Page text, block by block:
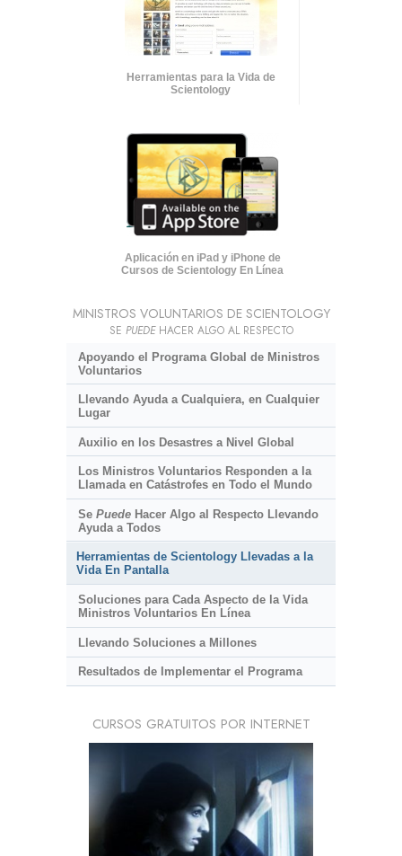
Herramientas para la Vida de
Scientology
Aplicación en iPad y iPhone de
Cursos de Scientology En Línea
MINISTROS VOLUNTARIOS DE SCIENTOLOGY
SE PUEDEHACER ALGO AL RESPECTO
Apoyando el Programa Global de Ministros
Voluntarios
Llevando Ayuda a Cualquiera, en Cualquier
Lugar
Auxilio en los Desastres a Nivel Global
Los Ministros Voluntarios Responden a la
Llamada en Catástrofes en Todo el Mundo
Se PuedeHacer Algo al Respecto Llevando
Ayuda a Todos
Herramientas de Scientology Llevadas a la
Vida En Pantalla
Soluciones para Cada Aspecto de la Vida
Ministros Voluntarios En Línea
Llevando Soluciones a Millones
Resultados de Implementar el Programa
CURSOS GRATUITOS POR INTERNET